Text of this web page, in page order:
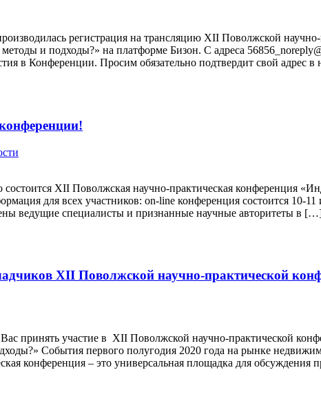
регистрация на трансляцию XII Поволжской
методы и подходы?» на платформе Бизон. С адреса
в Конференции. Просим обязательно подтвердит свой
XII Поволжская научно-практическая конференция
для всех участников: on-line конференция состоится 10-
ведущие специалисты и признанные научные авторитеты в
XII Поволжской научно-практической
принять участие в XII Поволжской научно-практической
События первого полугодия 2020 года на рынке
конференция – это универсальная площадка для